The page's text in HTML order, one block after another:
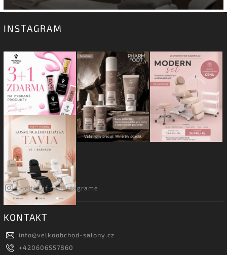
INSTAGRAM
Sledovať na Instagrame
KONTAKT
info@velkoobchod-salony.cz
+420606557860